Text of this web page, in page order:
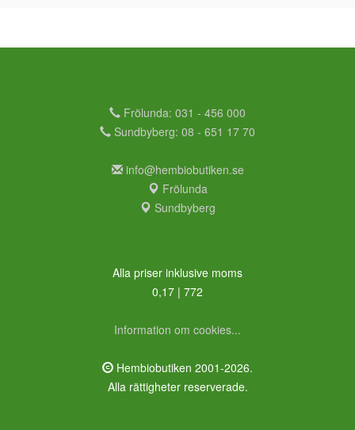
Frölunda: 031 - 456 000
Sundbyberg: 08 - 651 17 70
info@hembiobutiken.se
Frölunda
Sundbyberg
Alla priser inklusive moms
0,17 | 772
Information om cookies...
Hembiobutiken 2001-2026.
Alla rättigheter reserverade.